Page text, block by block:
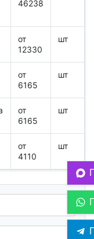
46238
от
12330
шт
от
6165
шт
от
6165
шт
от
4110
шт